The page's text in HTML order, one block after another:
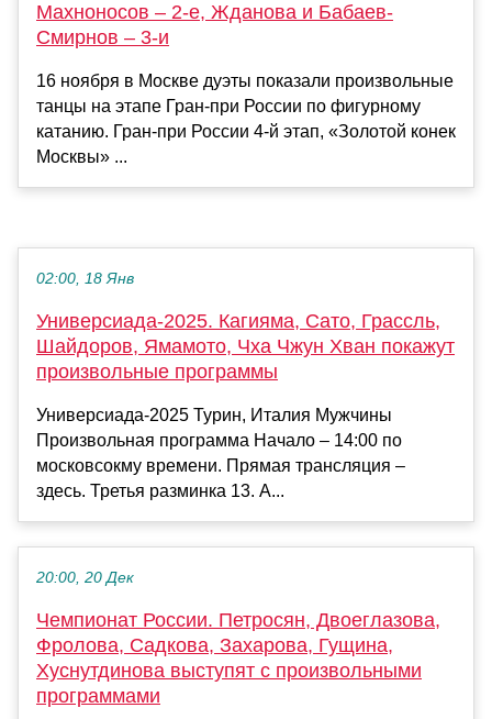
Махноносов – 2-е, Жданова и Бабаев-
Смирнов – 3-и
16 ноября в Москве дуэты показали произвольные
танцы на этапе Гран-при России по фигурному
катанию. Гран-при России 4-й этап, «Золотой конек
Москвы» ...
02:00, 18 Янв
Универсиада-2025. Кагияма, Сато, Грассль,
Шайдоров, Ямамото, Чха Чжун Хван покажут
произвольные программы
Универсиада-2025 Турин, Италия Мужчины
Произвольная программа Начало – 14:00 по
московсокму времени. Прямая трансляция –
здесь. Третья разминка 13. А...
20:00, 20 Дек
Чемпионат России. Петросян, Двоеглазова,
Фролова, Садкова, Захарова, Гущина,
Хуснутдинова выступят с произвольными
программами